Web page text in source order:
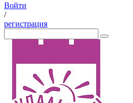
Войти
/
регистрация